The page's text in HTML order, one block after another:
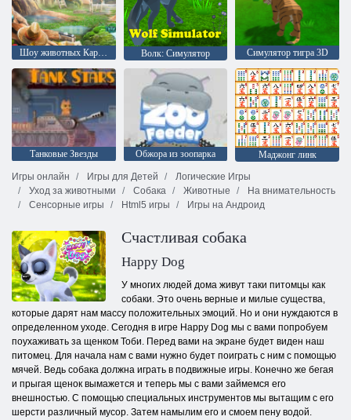
Шоу животных Карлы Волк: Симулятор Симулятор тигра 3D
Танковые Звезды Обжора из зоопарка
Маджонг линк
Игры онлайн
Игры для Детей
Логические Игры
Уход за животными
Собака Животные
На внимательность
Сенсорные игры
Html5 игры Игры на Андроид
Счастливая собака
Happy Dog
У многих людей дома живут таки питомцы как
собаки. Это очень верные и милые существа,
которые дарят нам массу положительных эмоций. Но и они нуждаются в
определенном уходе. Сегодня в игре Happy Dog мы с вами попробуем
поухаживать за щенком Тоби. Перед вами на экране будет виден наш
питомец. Для начала нам с вами нужно будет поиграть с ним с помощью
мячей. Ведь собака должна играть в подвижные игры. Конечно же бегая
и прыгая щенок вымажется и теперь мы с вами займемся его
внешностью. С помощью специальных инструментов мы вытащим с его
шерсти различный мусор. Затем намылим его и смоем пену водой.